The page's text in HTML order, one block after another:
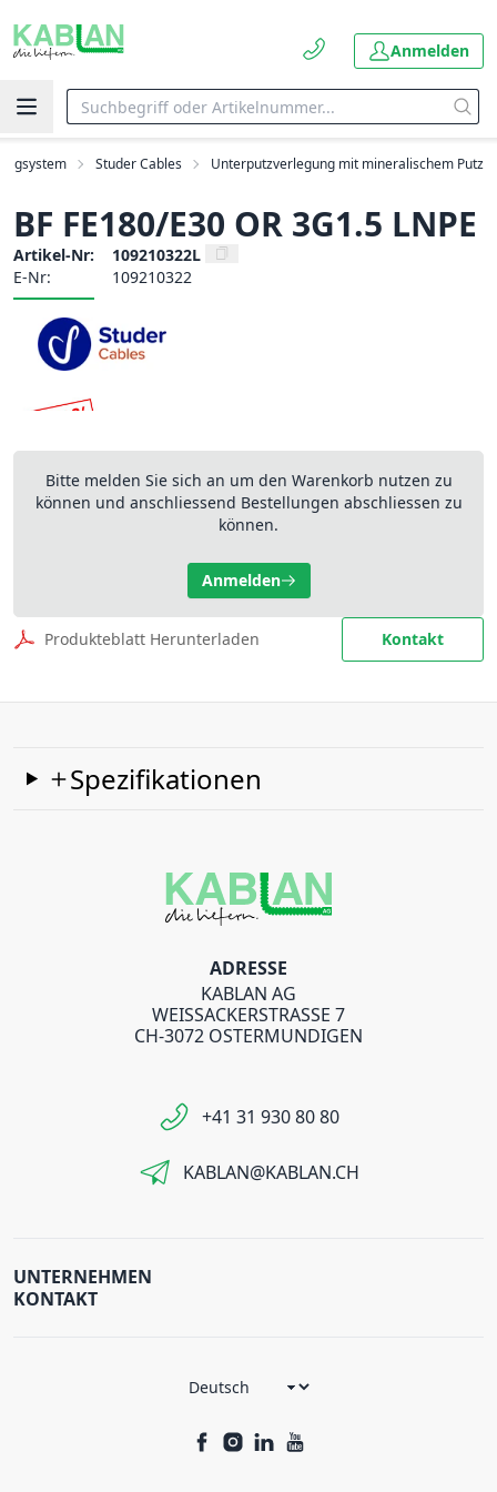
Anmelden
Studer Cables Unterputzverlegung mit mineralischem Putz
BF FE180/E30 OR 3G1.5 LNPE
Artikel-Nr:
109210322L
E-Nr:
109210322
Bitte melden Sie sich an um den Warenkorb nutzen zu
können und anschliessend Bestellungen abschliessen zu
können.
Anmelden
Produkteblatt Herunterladen Kontakt
Spezifikationen
ADRESSE
KABLAN AG
WEISSACKERSTRASSE 7
CH-3072 OSTERMUNDIGEN
+41 31 930 80 80
KABLAN@KABLAN.CH
UNTERNEHMEN
KONTAKT